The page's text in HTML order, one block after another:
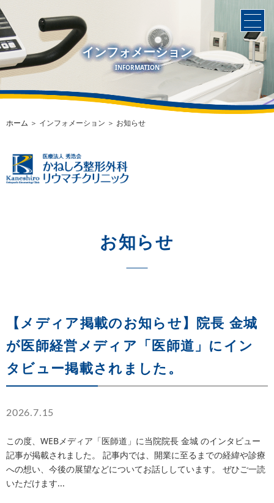
インフォメーション
INFORMATION
ホーム ＞ インフォメーション ＞ お知らせ
お知らせ
【メディア掲載のお知らせ】院長 金城
が医師経営メディア「医師道」にイン
タビュー掲載されました。
2026.7.15
この度、WEBメディア「医師道」に当院院長 金城 のインタビュー
記事が掲載されました。 記事内では、開業に至るまでの経緯や診療
への想い、今後の展望などについてお話ししています。 ぜひご一読
いただけます...